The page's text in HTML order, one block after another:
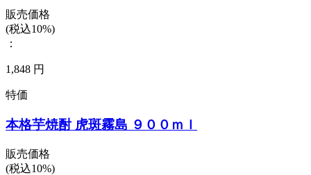
販売価格
(税込10%)
：
1,848 円
特価
本格芋焼酎 虎斑霧島 ９００ｍｌ
販売価格
(税込10%)